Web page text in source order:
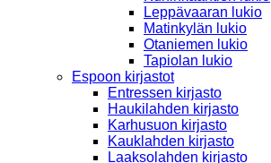
Leppävaaran lukio
Matinkylän lukio
Otaniemen lukio
Tapiolan lukio
Espoon kirjastot
Entressen kirjasto
Haukilahden kirjasto
Karhusuon kirjasto
Kauklahden kirjasto
Laaksolahden kirjasto